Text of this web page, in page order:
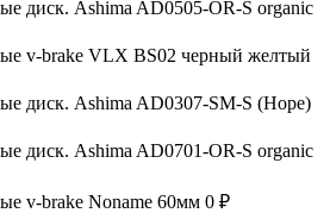
диск. Ashima AD0505-OR-S organic
v-brake VLX BS02 черный желтый
диск. Ashima AD0307-SM-S (Hope)
диск. Ashima AD0701-OR-S organic
v-brake Noname 60мм 0 ₽